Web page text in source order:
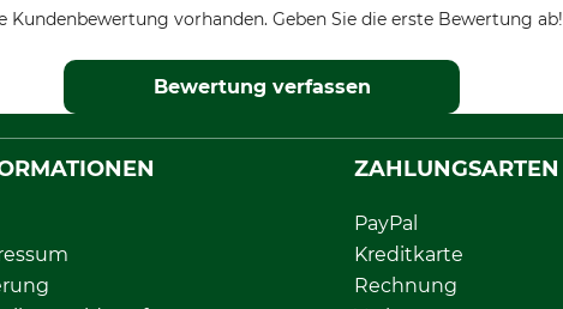
Kundenbewertung vorhanden. Geben Sie die erste Bewertung ab!
Bewertung verfassen
ZAHLUNGSARTEN
PayPal
Kreditkarte
Rechnung